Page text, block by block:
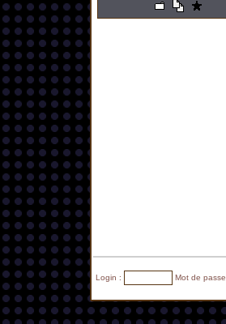
Login : Mot de passe